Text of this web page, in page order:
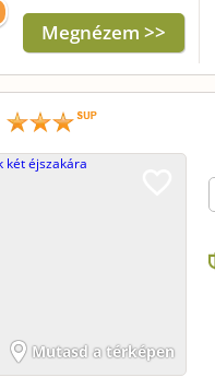
Megnézem >>
Mutasd a térképen